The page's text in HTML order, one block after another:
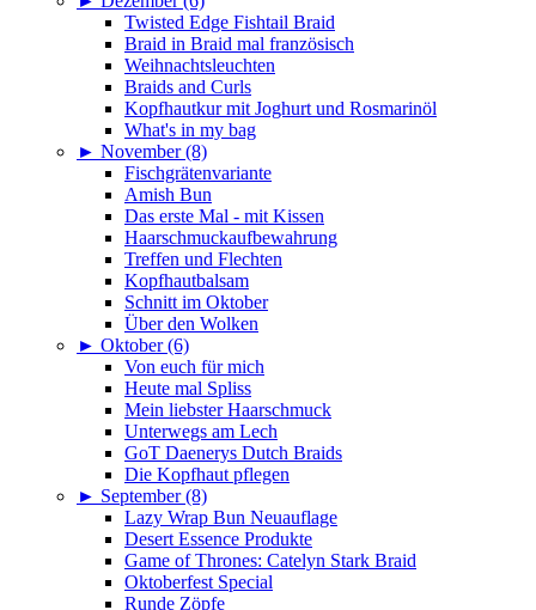
Twisted Edge Fishtail Braid
Braid in Braid mal französisch
Weihnachtsleuchten
Braids and Curls
Kopfhautkur mit Joghurt und Rosmarinöl
What's in my bag
► November (8)
Fischgrätenvariante
Amish Bun
Das erste Mal - mit Kissen
Haarschmuckaufbewahrung
Treffen und Flechten
Kopfhautbalsam
Schnitt im Oktober
Über den Wolken
► Oktober (6)
Von euch für mich
Heute mal Spliss
Mein liebster Haarschmuck
Unterwegs am Lech
GoT Daenerys Dutch Braids
Die Kopfhaut pflegen
► September (8)
Lazy Wrap Bun Neuauflage
Desert Essence Produkte
Game of Thrones: Catelyn Stark Braid
Oktoberfest Special
Runde Zöpfe